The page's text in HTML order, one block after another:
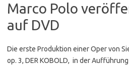
Marco Polo
auf DVD
Die erste Produktion einer Oper von
op. 3, DER KOBOLD, in der